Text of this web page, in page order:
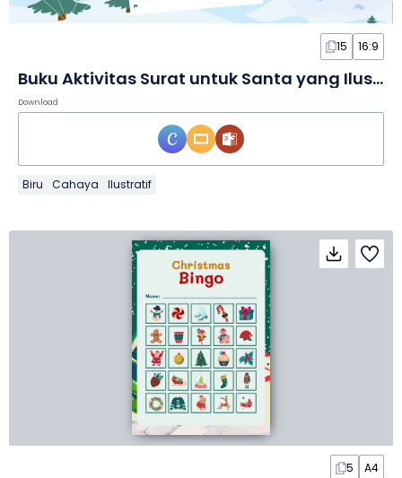
15 16:9
Buku Aktivitas Surat untuk Santa yang Ilustratif dan Imut dalam Slide
Download
Biru Cahaya Ilustratif
5 A4